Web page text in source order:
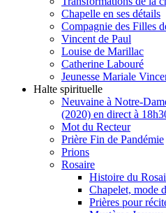
Chapelle en ses détails
Compagnie des Filles
Vincent de Paul
Louise de Marillac
Catherine Labouré
Jeunesse Mariale
Halte spirituelle
Neuvaine à Notre-
(2020) en direct à
Mot du Recteur
Prière Fin de Pandémie
Prions
Rosaire
Histoire du
Chapelet, mode
Prières pour